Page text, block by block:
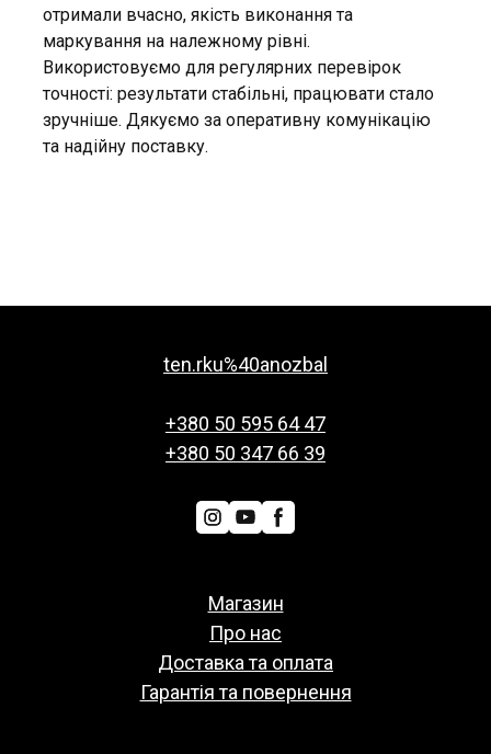
отримали вчасно, якість виконання та
маркування на належному рівні.
Використовуємо для регулярних перевірок
точності: результати стабільні, працювати стало
зручніше. Дякуємо за оперативну комунікацію
та надійну поставку.
ten.rku%40anozbal
+380 50 595 64 47
+380 50 347 66 39
Магазин
Про нас
Доставка та оплата
Гарантія та повернення